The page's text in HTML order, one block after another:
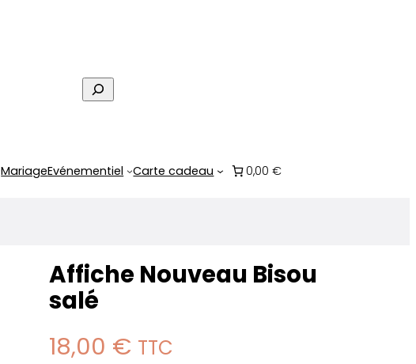
R
e
r
MariageEvénementiel Carte cadeau 0,00 €
Affiche Nouveau Bisou
salé
18,00 € TTC